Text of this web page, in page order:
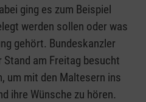
ging es zum Beispiel
werden sollen oder was
gehört. Bundeskanzler
am Freitag besucht
um mit den Maltesern ins
ihre Wünsche zu hören.